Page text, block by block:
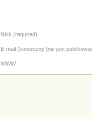
Nick (required)
E-mail (konieczny [nie jest
WWW